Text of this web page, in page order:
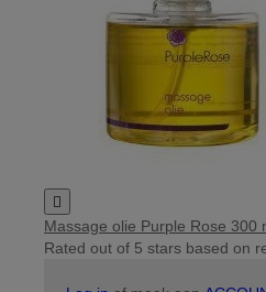

Massage olie Purple Rose 300
Rated out of 5 stars based on